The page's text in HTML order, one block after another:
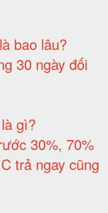
bao lâu?
30 ngày đối
gì?
30%, 70%
trả ngay cũng